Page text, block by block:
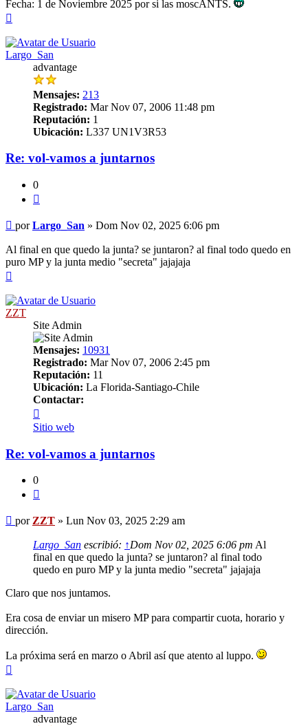
Fecha: 1 de Noviembre 2025 por si las moscANTS.
Largo_San
advantage
Mensajes: 213
Registrado: Mar Nov 07, 2006 11:48 pm
Reputación: 1
Ubicación: L337 UN1V3R53
Re: vol-vamos a juntarnos
0
Mensaje
porLargo_San » Dom Nov 02, 2025 6:06 pm
Al final en que quedo la junta? se juntaron? al final todo quedo en
puro MP y la junta medio "secreta" jajajaja
ZZT
Site Admin
Mensajes: 10931
Registrado: Mar Nov 07, 2006 2:45 pm
Reputación: 11
Ubicación: La Florida-Santiago-Chile
Contactar:
ZZT
Sitio web
Re: vol-vamos a juntarnos
0
Mensaje
por ZZT » Lun Nov 03, 2025 2:29 am
Largo_San escribió: ↑Dom Nov 02, 2025 6:06 pm Al
final en que quedo la junta? se juntaron? al final todo
quedo en puro MP y la junta medio "secreta" jajajaja
Claro que nos juntamos.
Era cosa de enviar un misero MP para compartir cuota, horario y
dirección.
La próxima será en marzo o Abril así que atento al luppo.
Largo_San
advantage